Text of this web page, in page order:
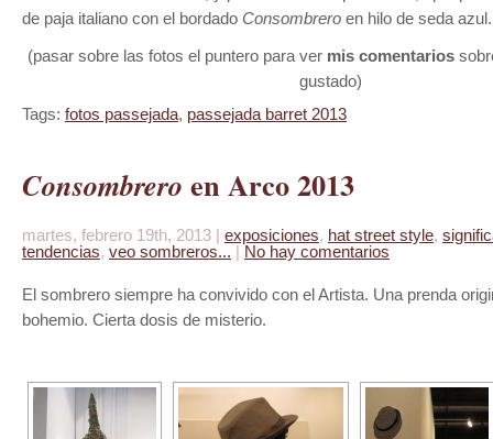
de paja italiano con el bordado Consombrero en hilo de seda azul.
(pasar sobre las fotos el puntero para ver mis comentarios
gustado)
Tags: fotos passejada, passejada barret 2013
Consombrero en Arco 2013
martes, febrero 19th, 2013 | exposiciones, hat street style,
tendencias, veo sombreros... | No hay comentarios
El sombrero siempre ha convivido con el Artista. Una prenda
bohemio. Cierta dosis de misterio.